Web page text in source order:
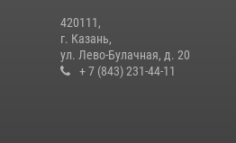
420111,
г. Казань,
ул. Лево-Булачная, д. 20
+ 7 (843) 231-44-11